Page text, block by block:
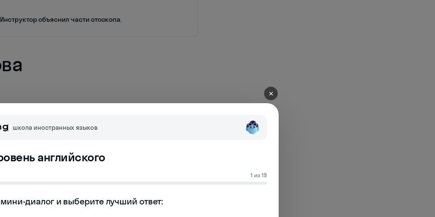
Инструктор объяснил части отоскопа.
для наблюдения
✕
школа иностранных языков
английского
1 из 19
диалог и выберите лучший ответ: